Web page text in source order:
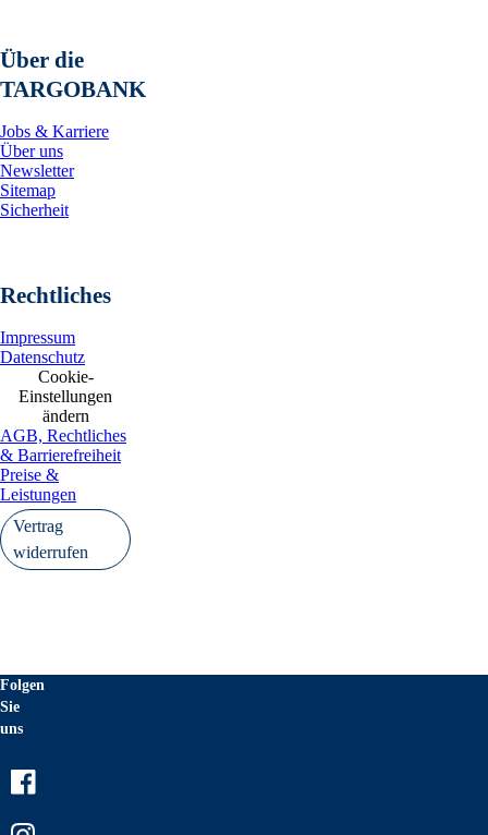
Über die
TARGOBANK
Jobs & Karriere
Über uns
Newsletter
Sitemap
Sicherheit
Rechtliches
Impressum
Datenschutz
Cookie-
Einstellungen
ändern
AGB, Rechtliches
& Barrierefreiheit
Preise &
Leistungen
Vertrag
widerrufen
Folgen
Sie
uns